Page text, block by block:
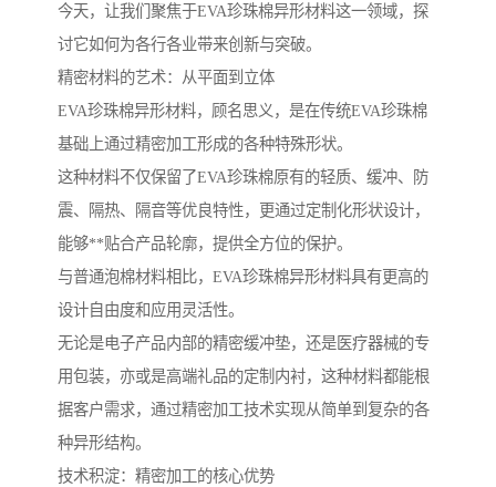
今天，让我们聚焦于EVA珍珠棉异形材料这一领域，探
讨它如何为各行各业带来创新与突破。
精密材料的艺术：从平面到立体
EVA珍珠棉异形材料，顾名思义，是在传统EVA珍珠棉
基础上通过精密加工形成的各种特殊形状。
这种材料不仅保留了EVA珍珠棉原有的轻质、缓冲、防
震、隔热、隔音等优良特性，更通过定制化形状设计，
能够**贴合产品轮廓，提供全方位的保护。
与普通泡棉材料相比，EVA珍珠棉异形材料具有更高的
设计自由度和应用灵活性。
无论是电子产品内部的精密缓冲垫，还是医疗器械的专
用包装，亦或是高端礼品的定制内衬，这种材料都能根
据客户需求，通过精密加工技术实现从简单到复杂的各
种异形结构。
技术积淀：精密加工的核心优势